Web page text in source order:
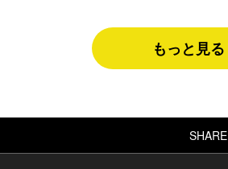
もっと見る
SHARE